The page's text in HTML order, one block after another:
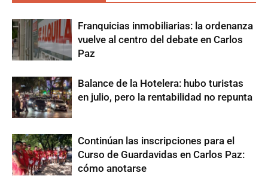
Franquicias inmobiliarias: la ordenanza
vuelve al centro del debate en Carlos
Paz
Balance de la Hotelera: hubo turistas
en julio, pero la rentabilidad no repunta
Continúan las inscripciones para el
Curso de Guardavidas en Carlos Paz:
cómo anotarse